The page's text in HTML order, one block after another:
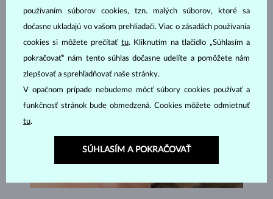
používaním súborov cookies, tzn. malých súborov, ktoré sa
dočasne ukladajú vo vašom prehliadači. Viac o zásadách používania
cookies si môžete prečítať tu. Kliknutím na tlačidlo „Súhlasím a
pokračovať“ nám tento súhlas dočasne udelíte a pomôžete nám
zlepšovať a sprehľadňovať naše stránky.
V opačnom prípade nebudeme môcť súbory cookies používať a
funkčnosť stránok bude obmedzená. Cookies môžete odmietnuť
tu.
SÚHLASÍM A POKRAČOVAŤ